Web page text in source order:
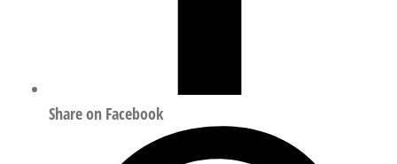
Share on Facebook